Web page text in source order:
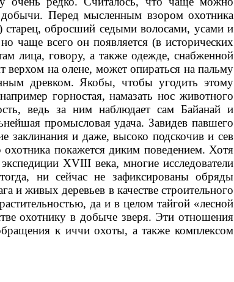
добычи. Перед мысленным взором охотника
обросший седыми волосами, усами и
чаще всего он появляется (в исторических
лица, говору, а также одежде, снабженной
на олене, может опираться на пальму
древком. Якобы, чтобы угодить этому
горностая, намазать нос животного
ведь за ним наблюдает сам Байанай и
промысловая удача. Завидев павшего
заклинания и даже, высоко подскочив и сев
покажется диким поведением. Хотя
XVIII века, многие исследователи
ни сейчас не зафиксированы обряды
и живых деревьев в качестве строительного
да и в целом тайгой «лесной
охотнику в добыче зверя. Эти отношения
к иччи охоты, а также комплексом